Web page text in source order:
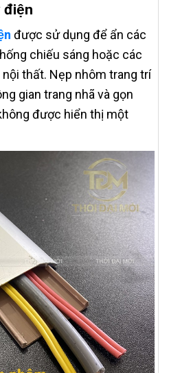
điện
được sử dụng để ẩn các
chiếu sáng hoặc các
thất. Nẹp nhôm trang trí
gian trang nhã và gọn
được hiển thị một